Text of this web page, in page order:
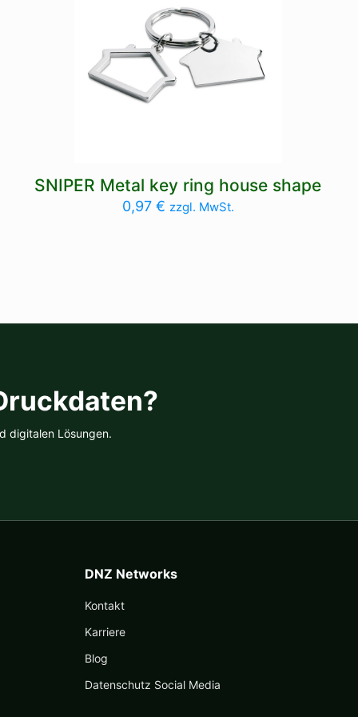
SNIPER Metal key ring house shape
0,97 € zzgl. MwSt.
digitalen Lösungen.
DNZ Networks
Kontakt
Karriere
Blog
Datenschutz Social Media